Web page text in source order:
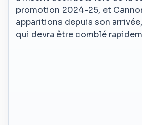
promotion 2024-25, et
apparitions depuis son
qui devra être comblé